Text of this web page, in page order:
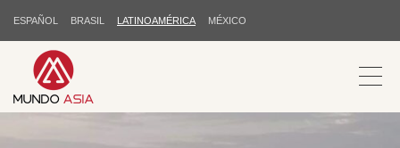
ESPAÑOL BRASIL LATINOAMÉRICA MÉXICO